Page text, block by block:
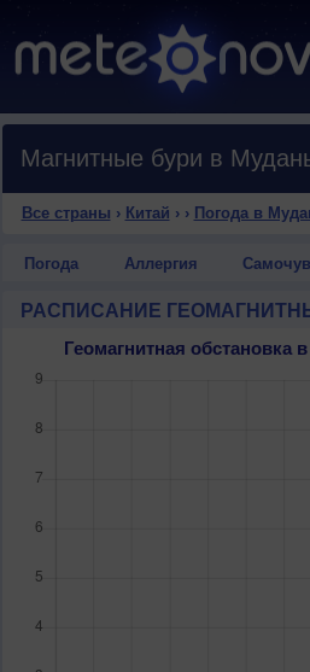
Магнитные бури в
Все страны › Китай › › Погода в
Погода Аллергия
РАСПИСАНИЕ
Геомагнитная